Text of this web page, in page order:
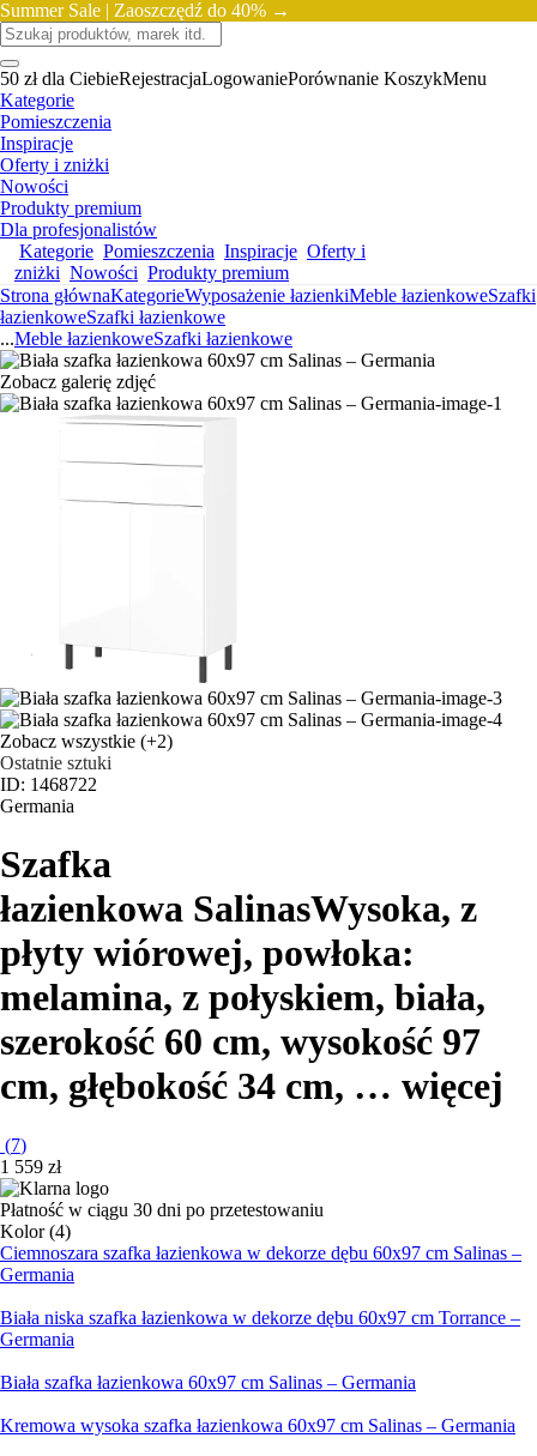
Summer Sale | Zaoszczędź do 40% →
50 zł dla CiebieRejestracjaLogowaniePorównanie KoszykMenu
Kategorie
Pomieszczenia
Inspiracje
Oferty i zniżki
Nowości
Produkty premium
Dla profesjonalistów
Kategorie Pomieszczenia Inspiracje Oferty i
zniżki Nowości Produkty premium
Strona głównaKategorieWyposażenie łazienkiMeble łazienkoweSzafki
łazienkoweSzafki łazienkowe
...Meble łazienkoweSzafki łazienkowe
Zobacz galerię zdjęć
Zobacz wszystkie (+2)
Ostatnie sztuki
ID: 1468722
Germania
Szafka
łazienkowa SalinasWysoka, z
płyty wiórowej, powłoka:
melamina, z połyskiem, biała,
szerokość 60 cm, wysokość 97
cm, głębokość 34 cm, … więcej
(7)
1 559 zł
Płatność w ciągu 30 dni po przetestowaniu
Kolor (4)
Ciemnoszara szafka łazienkowa w dekorze dębu 60x97 cm Salinas –
Germania
Biała niska szafka łazienkowa w dekorze dębu 60x97 cm Torrance –
Germania
Biała szafka łazienkowa 60x97 cm Salinas – Germania
Kremowa wysoka szafka łazienkowa 60x97 cm Salinas – Germania